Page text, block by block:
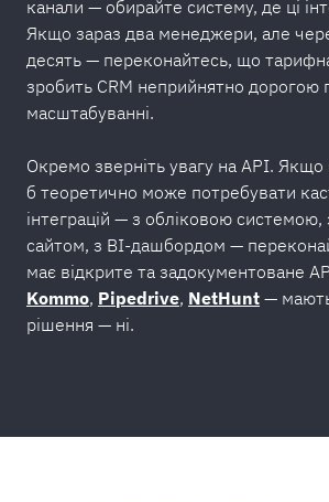
канали — обирайте систему, де ці
Якщо зараз два менеджери, але
десять — переконайтесь, що
зробить CRM неприйнятно дорогою
масштабуванні.
Окремо зверніть увагу на API. Якщо
б теоретично може потребувати
інтеграцій — з обліковою
сайтом, з BI-дашбордом —
має відкрите та задокументоване
Kommo, Pipedrive, NetHunt —
рішення — ні.